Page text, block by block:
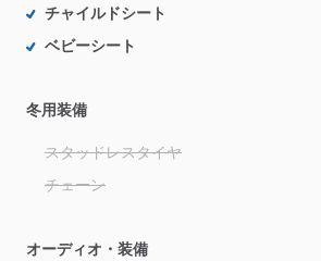
チャイルドシート
ベビーシート
冬用装備
スタッドレスタイヤ
チェーン
オーディオ・装備